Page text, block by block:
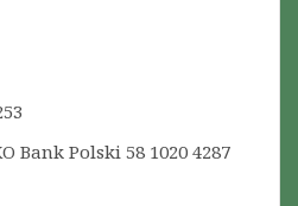
Bank Polski 58 1020 4287